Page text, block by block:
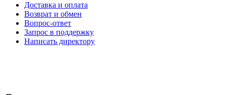
Доставка и оплата
Возврат и обмен
Вопрос-ответ
Запрос в поддержку
Написать директору